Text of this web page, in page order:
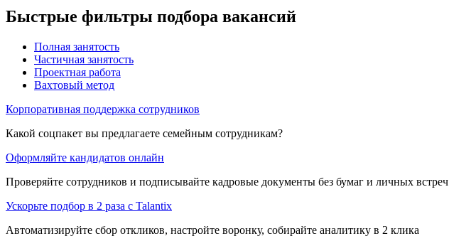
Быстрые фильтры подбора вакансий
Полная занятость
Частичная занятость
Проектная работа
Вахтовый метод
Корпоративная поддержка сотрудников
Какой соцпакет вы предлагаете семейным сотрудникам?
Оформляйте кандидатов онлайн
Проверяйте сотрудников и подписывайте кадровые документы без бумаг и личных встреч
Ускорьте подбор в 2 раза с Talantix
Автоматизируйте сбор откликов, настройте воронку, собирайте аналитику в 2 клика